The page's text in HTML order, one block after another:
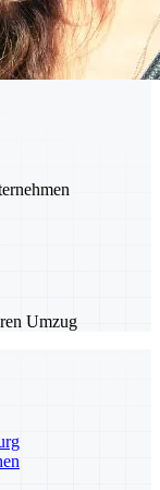
Umzug